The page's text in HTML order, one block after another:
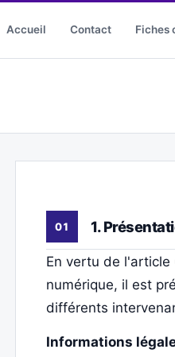
Accueil Contact Fiches
1.
En vertu de
numérique, il est
différents
Informations